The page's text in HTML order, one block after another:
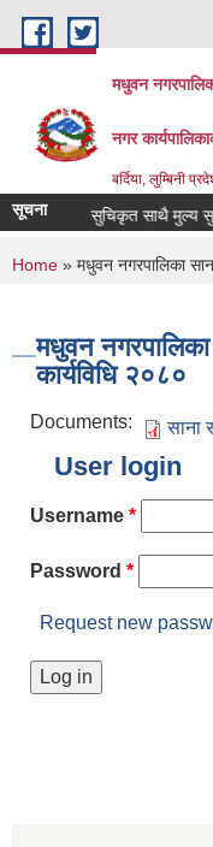
Skip to main content
मधुवन
नगर
बर्दिया, लुम्बिनी
सूचना फर्म सुचिकृत साथै मुल्य
You are
Home » मधुवन नगरपालिका
मधुवन नगरपालिका
कार्यविधि २०८०
Documents: साना
User login
Username *
Password *
Request new